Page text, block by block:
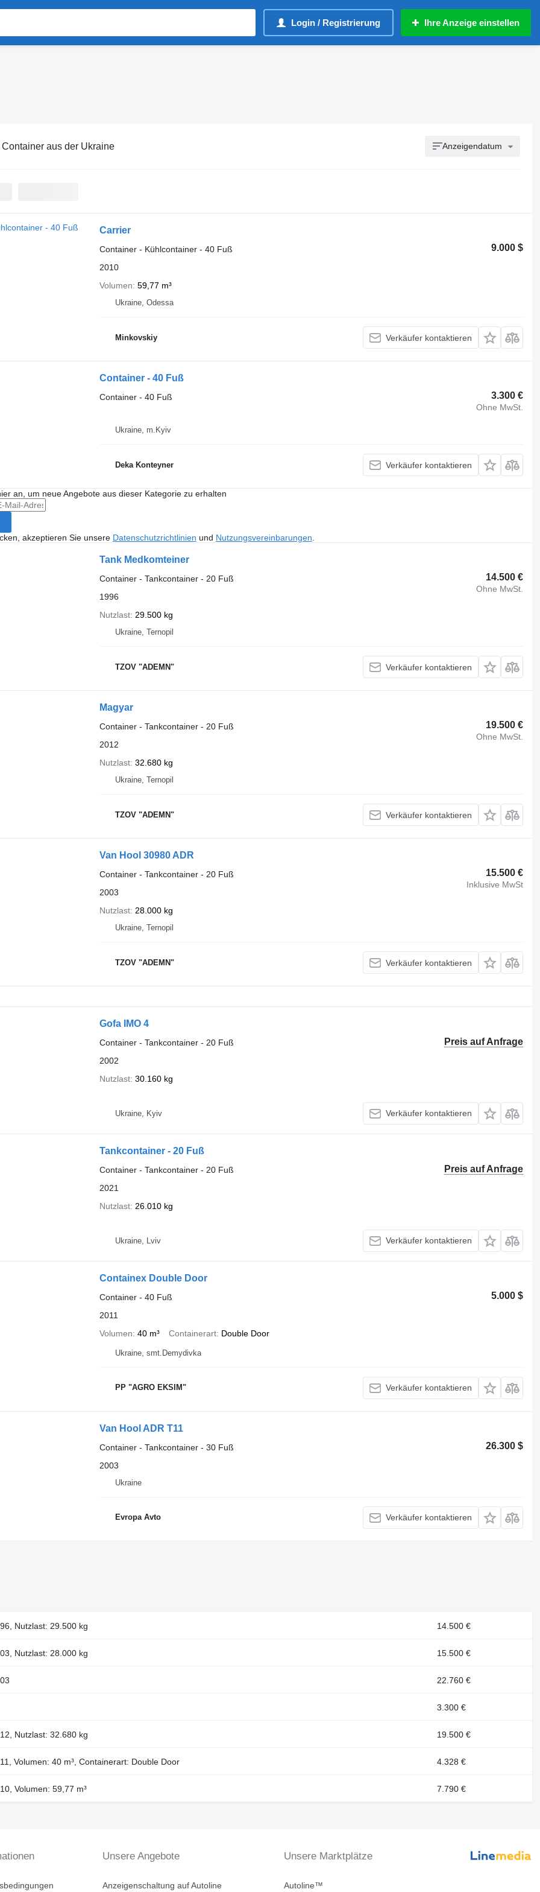
Login / Registrierung Ihre Anzeige einstellen
Container aus der Ukraine Anzeigendatum
Carrier
9.000 $
Container - Kühlcontainer - 40 Fuß
2010
Volumen 59,77 m³
Ukraine, Odessa
Minkovskiy Verkäufer kontaktieren
Container - 40 Fuß
3.300 €
Ohne MwSt.
Container - 40 Fuß
Ukraine, m.Kyiv
Deka Konteyner Verkäufer kontaktieren
an, um neue Angebote aus dieser Kategorie zu erhalten
akzeptieren Sie unsere Datenschutzrichtlinien und Nutzungsvereinbarungen
Tank Medkomteiner
14.500 €
Ohne MwSt.
Container - Tankcontainer - 20 Fuß
1996
Nutzlast 29.500 kg
Ukraine, Ternopil
TZOV "ADEMN" Verkäufer kontaktieren
Magyar
19.500 €
Ohne MwSt.
Container - Tankcontainer - 20 Fuß
2012
Nutzlast 32.680 kg
Ukraine, Ternopil
TZOV "ADEMN" Verkäufer kontaktieren
Van Hool 30980 ADR
15.500 €
Inklusive MwSt
Container - Tankcontainer - 20 Fuß
2003
Nutzlast 28.000 kg
Ukraine, Ternopil
TZOV "ADEMN" Verkäufer kontaktieren
Gofa IMO 4
Preis auf Anfrage
Container - Tankcontainer - 20 Fuß
2002
Nutzlast 30.160 kg
Ukraine, Kyiv Verkäufer kontaktieren
Tankcontainer - 20 Fuß
Preis auf Anfrage
Container - Tankcontainer - 20 Fuß
2021
Nutzlast 26.010 kg
Ukraine, Lviv Verkäufer kontaktieren
Containex Double Door
5.000 $
Container - 40 Fuß
2011
Volumen 40 m³ Containerart Double Door
Ukraine, smt.Demydivka
PP "AGRO EKSIM" Verkäufer kontaktieren
Van Hool ADR T11
26.300 $
Container - Tankcontainer - 30 Fuß
2003
Ukraine
Evropa Avto Verkäufer kontaktieren
Nutzlast: 29.500 kg 14.500 €
Nutzlast: 28.000 kg 15.500 €
22.760 €
3.300 €
Nutzlast: 32.680 kg 19.500 €
Volumen: 40 m³, Containerart: Double Door 4.328 €
Volumen: 59,77 m³ 7.790 €
Unsere Angebote
Anzeigenschaltung auf Autoline
Unsere Marktplätze
Autoline™